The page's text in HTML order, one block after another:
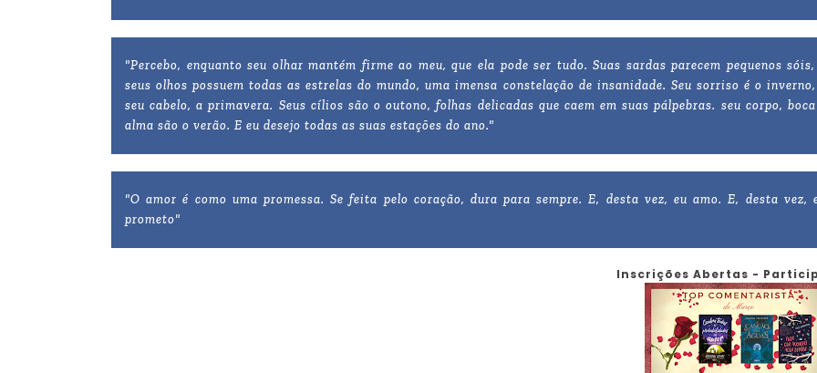
"Percebo, enquanto seu olhar mantém firme ao meu, que ela pode ser tudo. Suas sardas parecem pequenos
seus olhos possuem todas as estrelas do mundo, uma imensa constelação de insanidade. Seu sorriso é o
seu cabelo, a primavera. Seus cílios são o outono, folhas delicadas que caem em suas pálpebras. seu corpo,
alma são o verão. E eu desejo todas as suas estações do ano."
"O amor é como uma promessa. Se feita pelo coração, dura para sempre. E, desta vez, eu amo. E, desta vez,
prometo"
Inscrições Abertas -